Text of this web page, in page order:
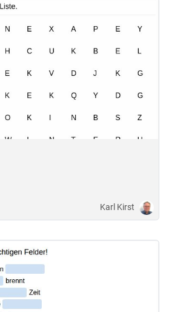
Karl Kirst